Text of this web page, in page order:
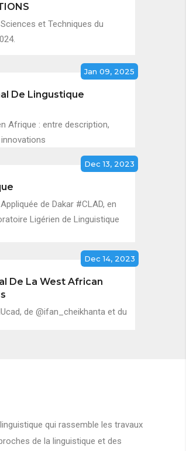
et Techniques du
Jan 09, 2025
De Lingustique
Afrique : entre description,
Dec 13, 2023
de Dakar #CLAD, en
Ligérien de Linguistique
Dec 14, 2023
De La West African
de @ifan_cheikhanta et du
qui rassemble les travaux
de la linguistique et des